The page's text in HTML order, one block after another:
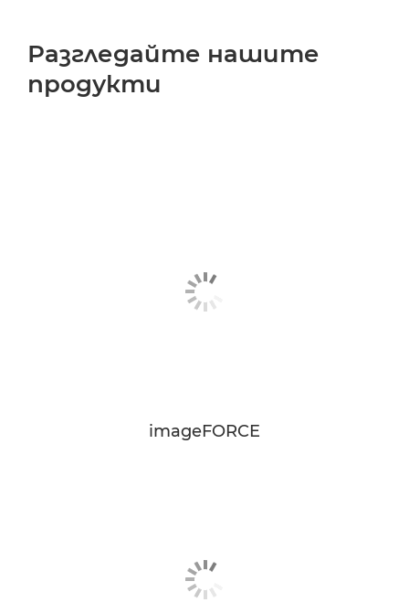
Разгледайте нашите
продукти
imageFORCE